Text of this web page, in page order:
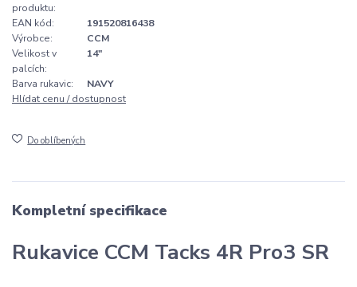
produktu:
EAN kód:
191520816438
Výrobce:
CCM
Velikost v
palcích:
14"
Barva rukavic:
NAVY
Hlídat cenu / dostupnost
Do oblíbených
Kompletní specifikace
Rukavice CCM Tacks 4R Pro3 SR